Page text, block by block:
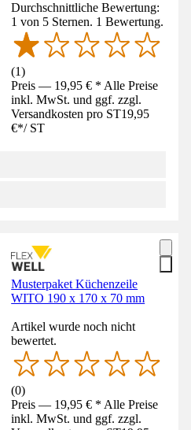
Durchschnittliche Bewertung:
1 von 5 Sternen. 1 Bewertung.
(1)
Preis — 19,95 € * Alle Preise
inkl. MwSt. und ggf. zzgl.
Versandkosten pro ST19,95
€*/ ST
Musterpaket Küchenzeile
WITO 190 x 170 x 70 mm
Artikel wurde noch nicht
bewertet.
(0)
Preis — 19,95 € * Alle Preise
inkl. MwSt. und ggf. zzgl.